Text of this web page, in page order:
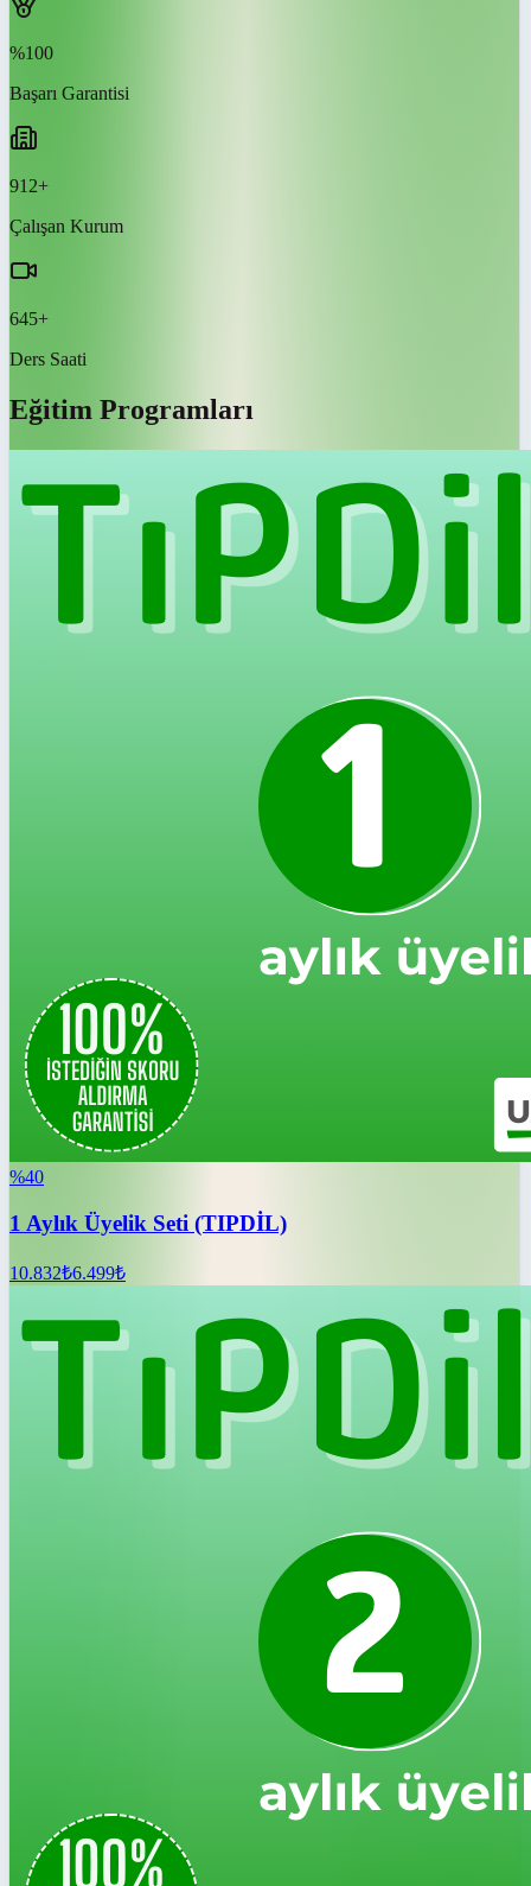
%100
Başarı Garantisi
912+
Çalışan Kurum
645+
Ders Saati
Eğitim Programları
%40
1 Aylık Üyelik Seti (TIPDİL)
10.832₺6.499₺